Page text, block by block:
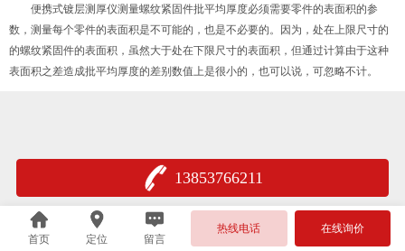
便携式镀层测厚仪测量螺纹紧固件批平均厚度必须需要零件的表面积的参
数，测量每个零件的表面积是不可能的，也是不必要的。因为，处在上限尺寸的
的螺纹紧固件的表面积，虽然大于处在下限尺寸的表面积，但通过计算由于这种
表面积之差造成批平均厚度的差别数值上是很小的，也可以说，可忽略不计。
13853766211
首页 定位 留言
热线电话 在线询价